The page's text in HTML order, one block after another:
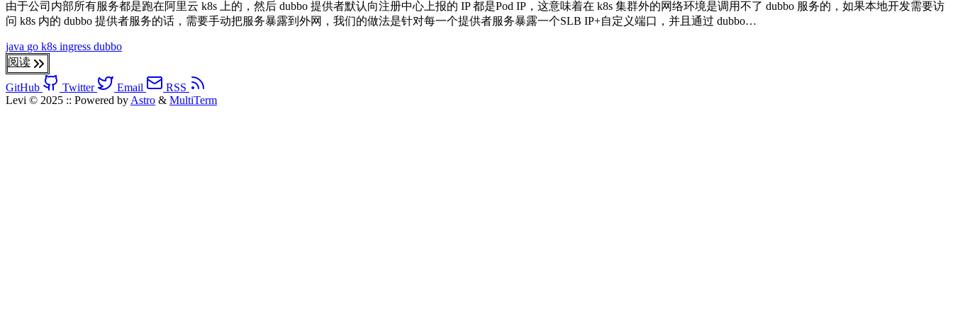
由于公司内部所有服务都是跑在阿里云 k8s 上的，然后 dubbo 提供者默认向注册中心上报的 IP 都是Pod IP，这意味着在 k8s 集群外的网络环境是调用不了 dubbo 服务的，如果本地开发需要访
问 k8s 内的 dubbo 提供者服务的话，需要手动把服务暴露到外网，我们的做法是针对每一个提供者服务暴露一个SLB IP+自定义端口，并且通过 dubbo…
java go k8s ingress dubbo
阅读
GitHub Twitter Email
RSS
Levi © 2025 :: Powered by Astro & MultiTerm